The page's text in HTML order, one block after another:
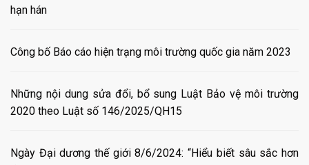
hạn hán
Công bố Báo cáo hiện trạng môi trường quốc gia năm 2023
Những nội dung sửa đổi, bổ sung Luật Bảo vệ môi trường
2020 theo Luật số 146/2025/QH15
Ngày Đại dương thế giới 8/6/2024: “Hiểu biết sâu sắc hơn